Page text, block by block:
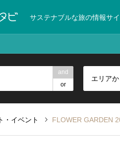
サステナブルな旅の情報サイ
and
or
エリア
・イベント FLOWER GARDEN